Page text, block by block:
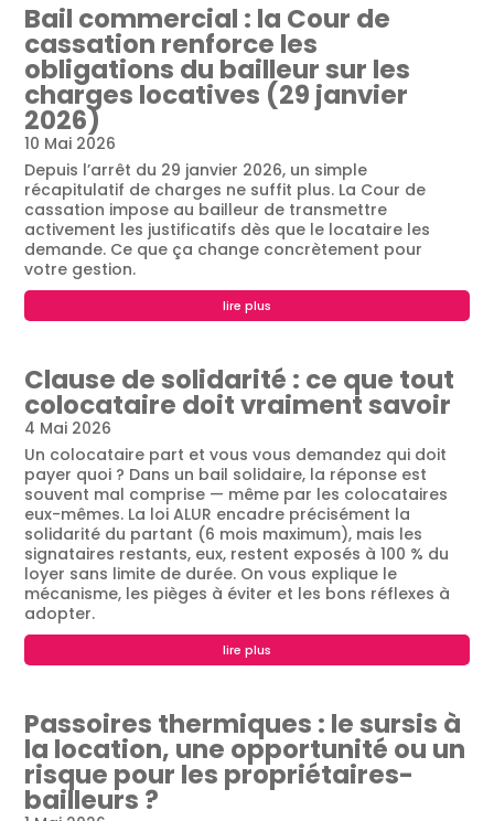
Bail commercial : la Cour de
cassation renforce les
obligations du bailleur sur les
charges locatives (29 janvier
2026)
10 Mai 2026
Depuis l’arrêt du 29 janvier 2026, un simple
récapitulatif de charges ne suffit plus. La Cour de
cassation impose au bailleur de transmettre
activement les justificatifs dès que le locataire les
demande. Ce que ça change concrètement pour
votre gestion.
lire plus
Clause de solidarité : ce que tout
colocataire doit vraiment savoir
4 Mai 2026
Un colocataire part et vous vous demandez qui doit
payer quoi ? Dans un bail solidaire, la réponse est
souvent mal comprise — même par les colocataires
eux-mêmes. La loi ALUR encadre précisément la
solidarité du partant (6 mois maximum), mais les
signataires restants, eux, restent exposés à 100 % du
loyer sans limite de durée. On vous explique le
mécanisme, les pièges à éviter et les bons réflexes à
adopter.
lire plus
Passoires thermiques : le sursis à
la location, une opportunité ou un
risque pour les propriétaires-
bailleurs ?